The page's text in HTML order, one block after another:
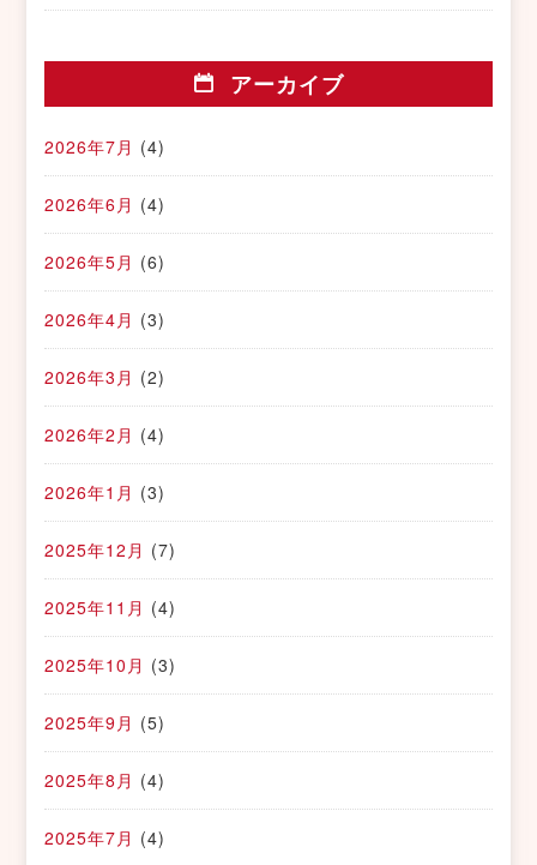
アーカイブ
2026年7月 (4)
2026年6月 (4)
2026年5月 (6)
2026年4月 (3)
2026年3月 (2)
2026年2月 (4)
2026年1月 (3)
2025年12月 (7)
2025年11月 (4)
2025年10月 (3)
2025年9月 (5)
2025年8月 (4)
2025年7月 (4)